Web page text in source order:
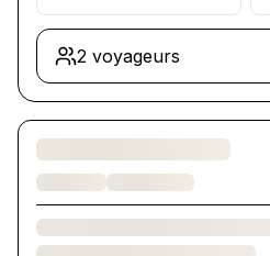
2 voyageurs
Chargement des chambres et